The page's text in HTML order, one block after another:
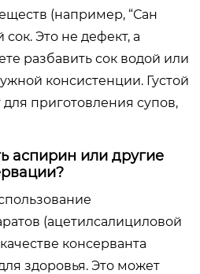
(например, “Сан
сок. Это не дефект, а
разбавить сок водой или
консистенции. Густой
приготовления супов,
аспирин или другие
(ацетилсалициловой
консерванта
здоровья. Это может